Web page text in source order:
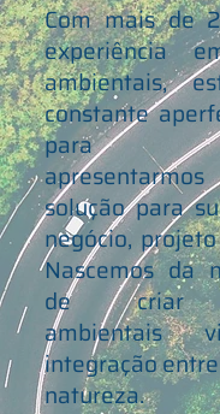
Com mais de
experiência
ambientais,
constante
para
solução para
negócio,
Nascemos da
de criar
ambientais
integração
natureza.